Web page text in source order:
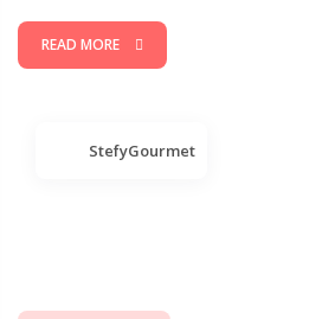
READ MORE
StefyGourmet